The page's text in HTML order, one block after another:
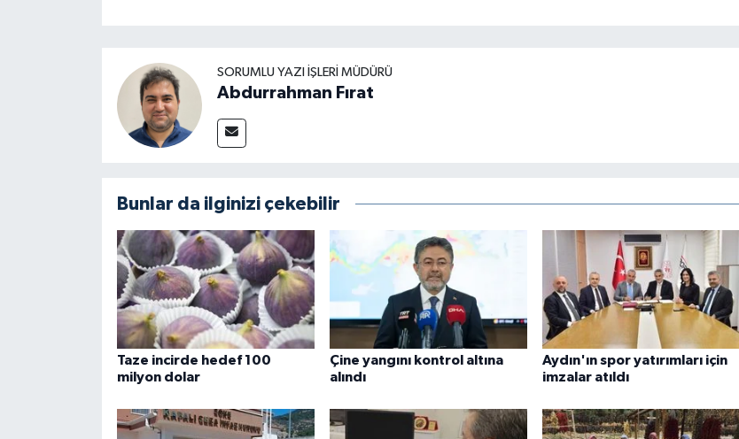
SORUMLU YAZI İŞLERI MÜDÜRÜ
Abdurrahman Fırat
Bunlar da ilginizi çekebilir
Taze incirde hedef 100
milyon dolar
Çine yangını kontrol altına
alındı
Aydın'ın spor yatırımları için
imzalar atıldı